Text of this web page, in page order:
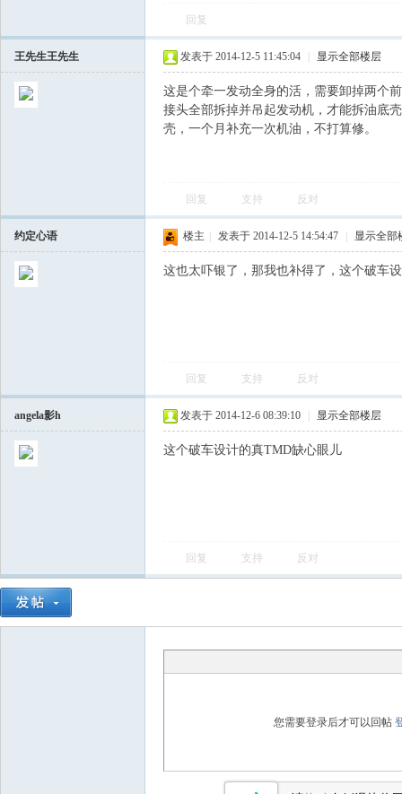
回复
王先生王先生 发表于 2014-12-5 11:45:04 显示全部楼层
这是个牵一发动全身的活，需要卸掉两个
接头全部拆掉并吊起发动机，才能拆油底
壳，一个月补充一次机油，不打算修。
回复 支持 反对
约定心语 楼主 发表于 2014-12-5 14:54:47 显示全部
这也太吓银了，那我也补得了，这个破车
回复 支持 反对
angela影h 发表于 2014-12-6 08:39:10 显示全部楼层
这个破车设计的真TMD缺心眼儿
回复 支持 反对
您需要登录后才可以回帖